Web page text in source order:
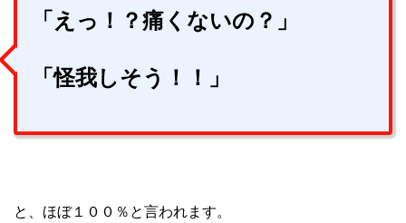
「えっ！？痛くないの？」
「怪我しそう！！」
と、ほぼ１００％と言われます。